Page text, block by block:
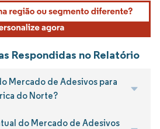
Respondidas no Relatório
Mercado de Adesivos para
do Norte?
do Mercado de Adesivos